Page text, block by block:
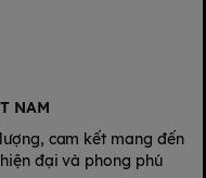
nhật, phần thưởng
bé phát triển khả năng
NAM
cam kết mang đến
đại và phong phú